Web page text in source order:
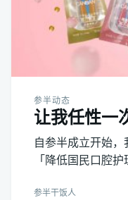
参半动态
让我任性一
自参半成立开始
「降低国民口腔护
参半干饭人